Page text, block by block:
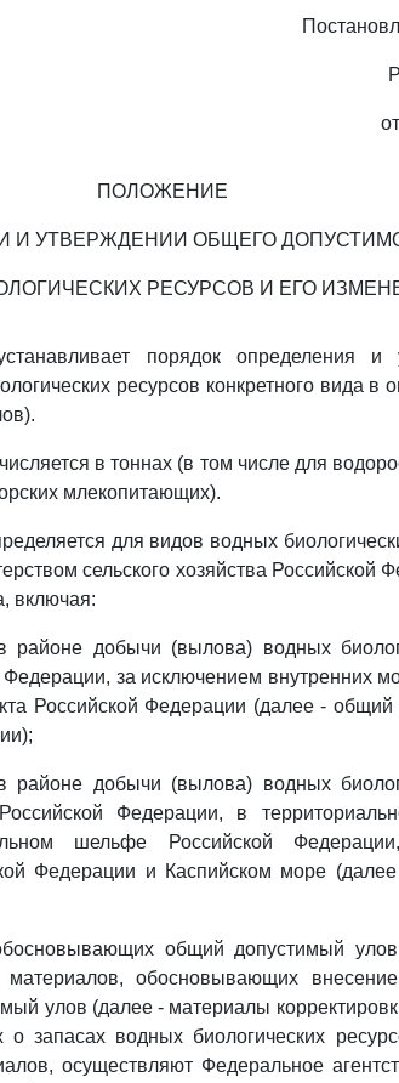
ПОЛОЖЕНИЕ
И УТВЕРЖДЕНИИ ОБЩЕГО
РЕСУРСОВ И ЕГО
порядок определения и
ресурсов конкретного вида в
в тоннах (в том числе для
млекопитающих).
для видов водных
сельского хозяйства Российской
включая:
добычи (вылова) водных
за исключением внутренних
Российской Федерации (далее -
добычи (вылова) водных
Федерации, в
шельфе Российской
Федерации и Каспийском море
общий допустимый
материалов, обосновывающих
улов (далее - материалы
запасах водных биологических
осуществляют Федеральное